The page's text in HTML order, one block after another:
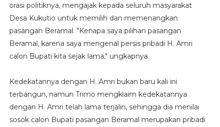
orasi politiknya, mengajak kepada seluruh masyarakat
Desa Kukutio untuk memilih dan memenangkan
pasangan Beramal. "Kenapa saya pilihan pasangan
Beramal, karena saya mengenal persis pribadi H. Amri
calon Bupati kita sejak lama," ungkapnya.
Kedekatannya dengan H. Amri bukan baru kali ini
terbangun, namun Trimo mengklaim kedekatannya
dengan H. Amri telah lama terjalin, sehingga dia menilai
sosok calon Bupati pasangan Beramal merupakan pribadi